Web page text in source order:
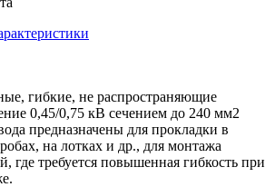
гибкие, не распространяющие
0,45/0,75 кВ сечением до 240 мм2
предназначены для прокладки в
на лотках и др., для монтажа
где требуется повышенная гибкость при